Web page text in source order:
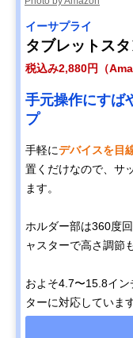
イーサプライ
タブレットス
税込み2,880円（
手元操作にすば
プ
手軽にデバイスを目
置くだけなので、サ
ます。
ホルダー部は360度
ャスターで高さ調節
およそ4.7〜15.8イ
ターに対応しています